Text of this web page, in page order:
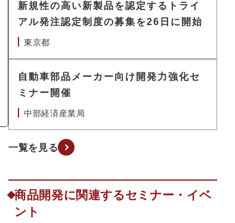
新規性の高い新製品を認定するトライ
アル発注認定制度の募集を26日に開始
東京都
自動車部品メーカー向け開発力強化セ
ミナー開催
中部経済産業局
一覧を見る
商品開発に関連するセミナー・イベ
ント